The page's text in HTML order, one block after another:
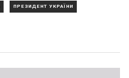
ПРЕЗИДЕНТ УКРАЇНИ